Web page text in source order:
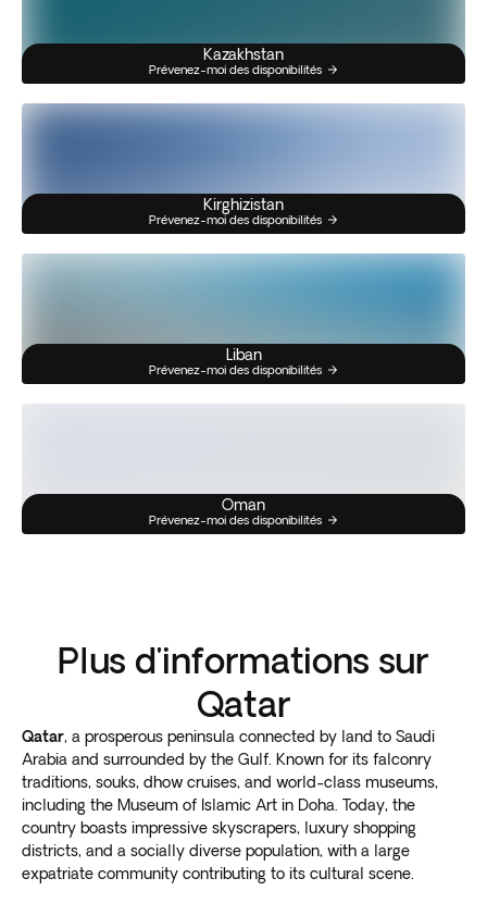
Kazakhstan
Prévenez-moi des disponibilités
Kirghizistan
Prévenez-moi des disponibilités
Liban
Prévenez-moi des disponibilités
Oman
Prévenez-moi des disponibilités
Plus d'informations sur
Qatar
Qatar, a prosperous peninsula connected by land to Saudi
Arabia and surrounded by the Gulf. Known for its falconry
traditions, souks, dhow cruises, and world-class museums,
including the Museum of Islamic Art in Doha. Today, the
country boasts impressive skyscrapers, luxury shopping
districts, and a socially diverse population, with a large
expatriate community contributing to its cultural scene.